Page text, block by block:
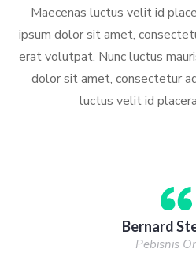
Maecenas luctus velit id
ipsum dolor sit amet,
erat volutpat. Nunc luctus
dolor sit amet, consectetur
luctus velit id
Bernard
Pebisnis